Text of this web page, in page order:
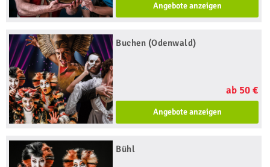
Angebote anzeigen
Buchen (Odenwald)
ab 50 €
Angebote anzeigen
Bühl